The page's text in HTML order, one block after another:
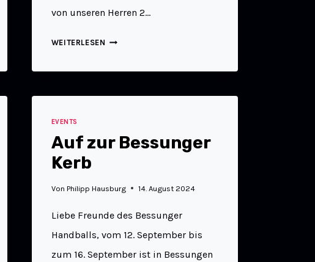
von unseren Herren 2…
WEITERLESEN
EVENTS
Auf zur Bessunger
Kerb
Von Philipp Hausburg 14. August 2024
Liebe Freunde des Bessunger
Handballs, vom 12. September bis
zum 16. September ist in Bessungen